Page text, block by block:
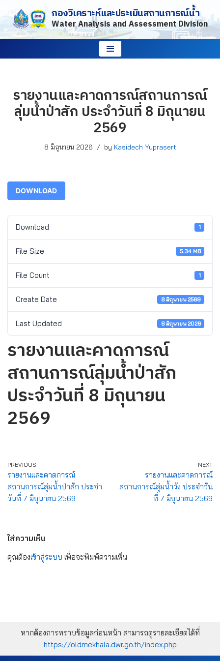
Skip
to
กองวิเคราะห์และประเมินสถานการณ์น้ำ
Water Analysis and Assessment Division
รายงานและคาดการณ์สถานการณ์
ลุ่มน้ำป่าสัก ประจำวันที่ 8 มิถุนายน
2569
8 มิถุนายน 2026 by Kasidech Yuprasert
DOWNLOAD
Download 1
File Size 5.34 MB
File Count 1
Create Date 8 มิถุนายน 2569
Last Updated 8 มิถุนายน 2026
รายงานและคาดการณ์
สถานการณ์ลุ่มน้ำป่าสัก
ประจำวันที่ 8 มิถุนายน
2569
PREVIOUS
รายงานและคาดการณ์
สถานการณ์ลุ่มน้ำป่าสัก ประจำ
วันที่ 7 มิถุนายน 2569
NEXT
รายงานและคาดการณ์
สถานการณ์ลุ่มน้ำวัง ประจำวัน
ที่ 7 มิถุนายน 2569
ใส่ความเห็น
คุณต้องเข้าสู่ระบบ เพื่อจะพิมพ์ความเห็น
หากต้องการทราบข้อมูลก่อนหน้า สามารถดูรายละเอียดได้ที่
https://oldmekhala.dwr.go.th/index.php